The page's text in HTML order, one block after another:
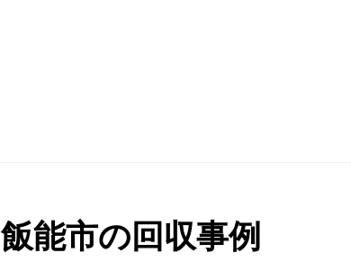
飯能市の回収事例